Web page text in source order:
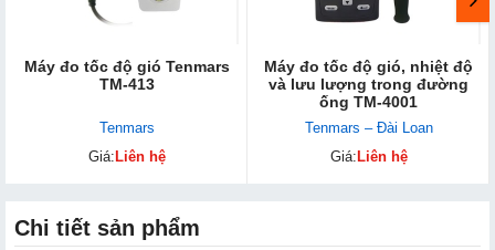
Máy đo tốc độ gió Tenmars
TM-413
Tenmars
Giá: Liên hệ
Máy đo tốc độ gió, nhiệt độ
và lưu lượng trong đường
ống TM-4001
Tenmars – Đài Loan
Giá: Liên hệ
Chi tiết sản phẩm